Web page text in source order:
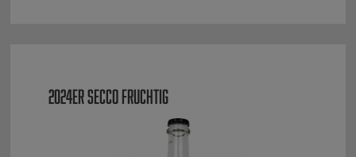
2024ER SECCO FRUCHTIG